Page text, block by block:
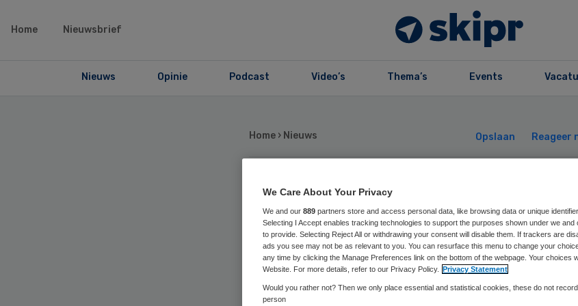
Home Nieuwsbrief
Nieuws Opinie Podcast Video’s Thema’s Events
Home › Nieuws Opslaan Reageer
Zes ton voor
Alzheimer
We Care About Your Privacy
We and our 889 partners store and access personal data, like browsing data or unique
Selecting I Accept enables tracking technologies to support the purposes shown under we
to provide. Selecting Reject All or withdrawing your consent will disable them. If trackers are
ads you see may not be as relevant to you. You can resurface this menu to change your
any time by clicking the Manage Preferences link on the bottom of the webpage. Your choices
Website. For more details, refer to our Privacy Policy. Privacy Statement
Would you rather not? Then we only place essential and statistical cookies, these do not
person